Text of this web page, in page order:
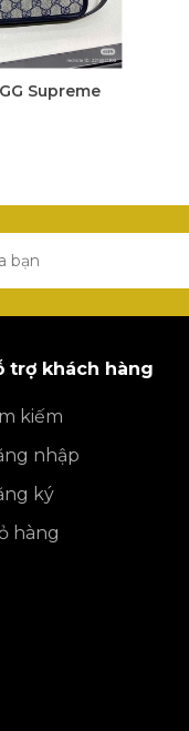
Supreme
trợ khách hàng
kiếm
nhập
ký
hàng